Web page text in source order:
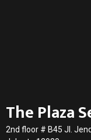
The Plaza
2nd floor # B45 Jl.